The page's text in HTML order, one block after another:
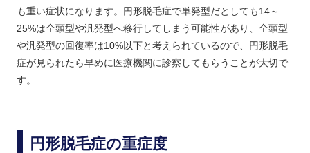
も重い症状になります。円形脱毛症で単発型だとしても14～
25%は全頭型や汎発型へ移行してしまう可能性があり、全頭型
や汎発型の回復率は10%以下と考えられているので、円形脱毛
症が見られたら早めに医療機関に診察してもらうことが大切で
す。
円形脱毛症の重症度